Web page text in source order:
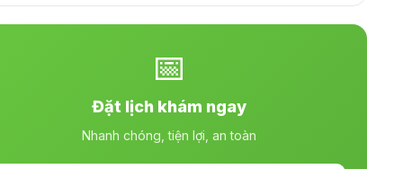
📅
Đặt lịch khám ngay
Nhanh chóng, tiện lợi, an toàn